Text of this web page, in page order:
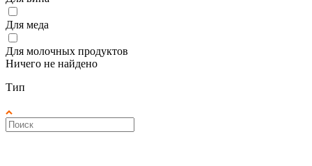
Для меда
Для молочных продуктов
Ничего не найдено
Тип